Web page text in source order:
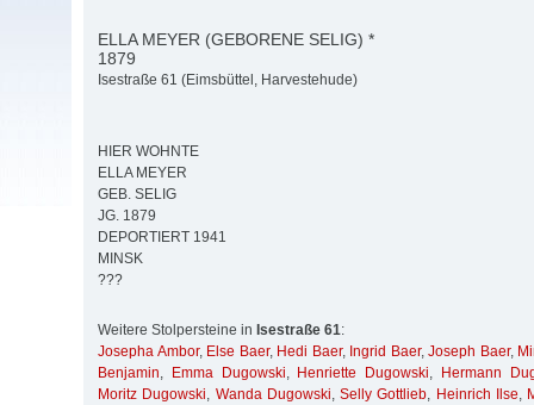
ELLA MEYER (GEBORENE SELIG) *
1879
Isestraße 61 (Eimsbüttel, Harvestehude)
HIER WOHNTE
ELLA MEYER
GEB. SELIG
JG. 1879
DEPORTIERT 1941
MINSK
???
Weitere Stolpersteine in Isestraße 61:
Josepha Ambor, Else Baer, Hedi Baer, Ingrid Baer, Joseph Baer,
Benjamin, Emma Dugowski, Henriette Dugowski,
Hermann
Moritz Dugowski, Wanda Dugowski,Selly Gottlieb, Heinrich Ilse,